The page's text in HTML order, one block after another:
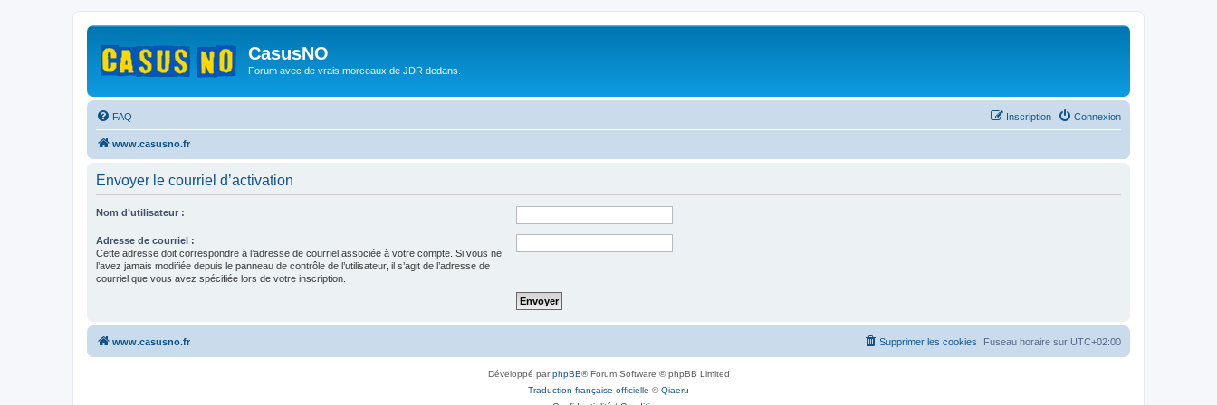
CasusNO
Forum avec de vrais morceaux de JDR dedans.
FAQ Connexion
Inscription
www.casusno.fr
Envoyer le courriel d’activation
Nom d’utilisateur :
Adresse de courriel :
Cette adresse doit correspondre à l’adresse de courriel associée à votre compte. Si vous ne
l’avez jamais modifiée depuis le panneau de contrôle de l’utilisateur, il s’agit de l’adresse de
courriel que vous avez spécifiée lors de votre inscription.
www.casusno.fr Fuseau horaire sur UTC+02:00
Supprimer les cookies
Développé parphpBB® Forum Software © phpBB Limited
Traduction française officielle ©Qiaeru